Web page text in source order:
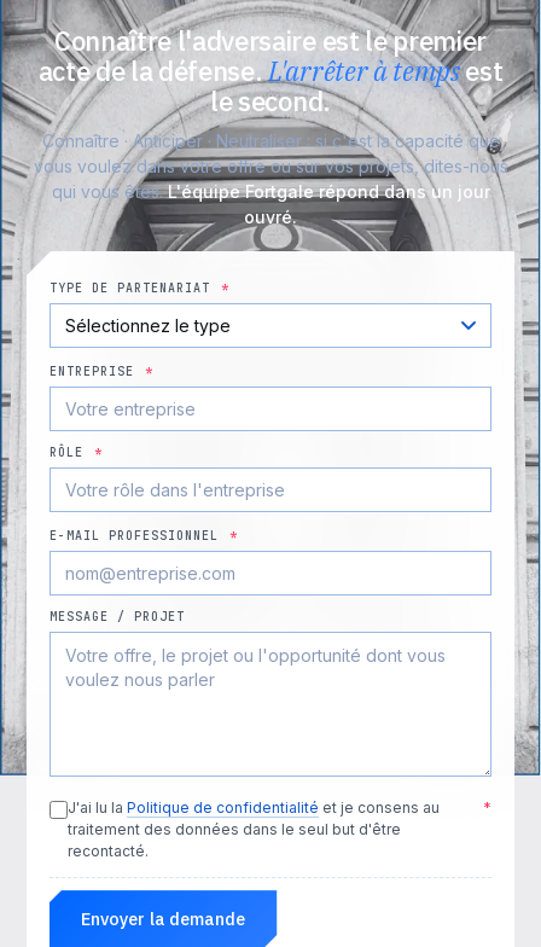
Connaître l'adversaire est le premier
acte de la défense.L'arrêter à tempsest
le second.
Connaître · Anticiper · Neutraliser : si c'est la capacité que
vous voulez dans votre offre ou sur vos projets, dites-nous
qui vous êtes.L'équipe Fortgale répond dans un jour
ouvré.
TYPE DE PARTENARIAT *
ENTREPRISE *
RÔLE *
E-MAIL PROFESSIONNEL *
MESSAGE / PROJET
J'ai lu la Politique de confidentialité et je consens au
traitement des données dans le seul but d'être
recontacté.
*
Envoyer la demande